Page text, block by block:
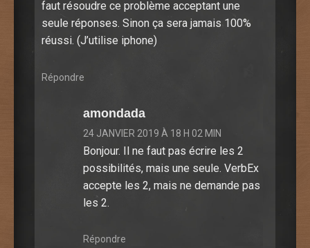
faut résoudre ce problème acceptant une
seule réponses. Sinon ça sera jamais 100%
réussi. (J’utilise iphone)
Répondre
amondada
24 JANVIER 2019 À 18 H 02 MIN
Bonjour. Il ne faut pas écrire les 2
possibilités, mais une seule. VerbEx
accepte les 2, mais ne demande pas
les 2.
Répondre